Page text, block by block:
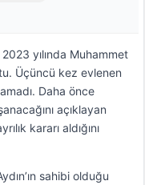
yılında Muhammet
Üçüncü kez evlenen
Daha önce
açıklayan
kararı aldığını
sahibi olduğu